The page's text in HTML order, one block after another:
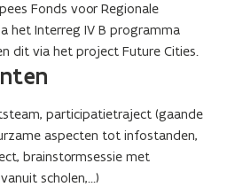
Fonds voor Regionale
het Interreg IV B programma
dit via het project Future Cities.
participatietraject (gaande
aspecten tot infostanden,
brainstormsessie met
scholen,…)